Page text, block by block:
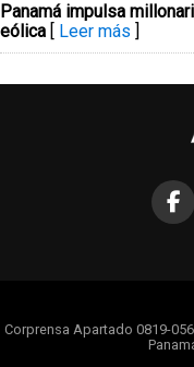
Panamá impulsa
eólica [ Leer más ]
Corprensa Apartado 0819-